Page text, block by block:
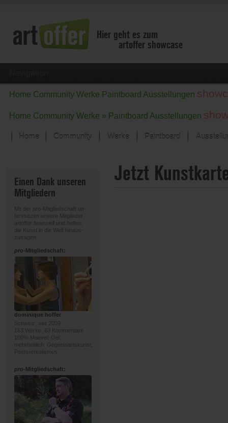
Hier geht es zum
artoffer showcase
Home Community Werke Paintboard Ausstellungen
Home Community Werke » Paintboard Ausstellungen
Home Community Werke
Der letzte Monat im Fokus
Alle Fokus-Werke
Paintboard
Einen Dank unseren
Mitgliedern
Mit der pro
-Mitgliedschaft un-
terstützen unsere Mitglieder
artoffer finanziell und helfen,
die Kunst in die Welt hinaus-
zutragen.
pro-Mitgliedschaft:
dominique hoffer
Schweiz, seit 2009
163 Werke, 83 Kommentare
100% Malerei; Oel;
mehrheitlich: Gegenwartskunst,
Postsurrealismus
pro-Mitgliedschaft:
Jetzt